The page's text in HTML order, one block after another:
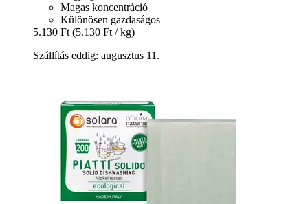
Magas koncentráció
Különösen gazdaságos
5.130 Ft (5.130 Ft / kg)
Szállítás eddig: augusztus 11.